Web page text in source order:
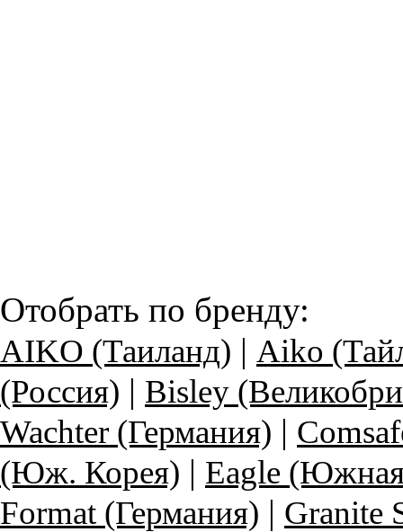
Отобрать по бренду:
AIKO (Таиланд) | Aiko
(Россия) | Bisley
Wachter (Германия) |
(Юж. Корея) | Eagle
Format (Германия) |